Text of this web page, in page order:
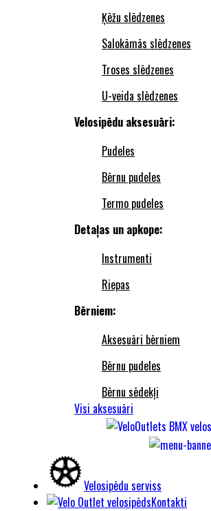
Ķēžu slēdzenes
Salokāmās slēdzenes
Troses slēdzenes
U-veida slēdzenes
Velosipēdu aksesuāri:
Pudeles
Bērnu pudeles
Termo pudeles
Detaļas un apkope:
Instrumenti
Riepas
Bērniem:
Aksesuāri bērniem
Bērnu pudeles
Bērnu sēdekļi
Visi aksesuāri
Velosipēdu serviss
Kontakti